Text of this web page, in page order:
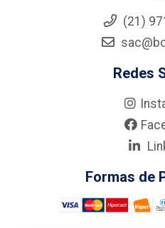
(21)
Redes
Formas de